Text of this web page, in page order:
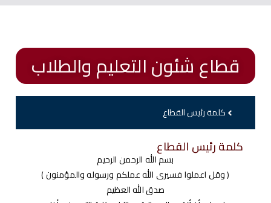
قطاع شئون التعليم والطلاب
كلمة رئيس القطاع
كلمة رئيس القطاع
بسم الله الرحمن الرحيم
( وقل اعملوا فسيرى الله عملكم ورسوله والمؤمنون )
صدق الله العظيم